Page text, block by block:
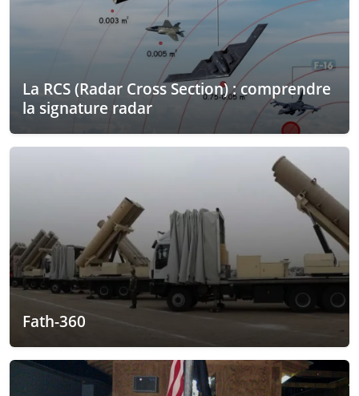
La RCS (Radar Cross Section) : comprendre
la signature radar
Fath-360